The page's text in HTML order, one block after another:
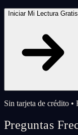
Iniciar Mi Lectura Gratis
Sin tarjeta de crédito •
Preguntas